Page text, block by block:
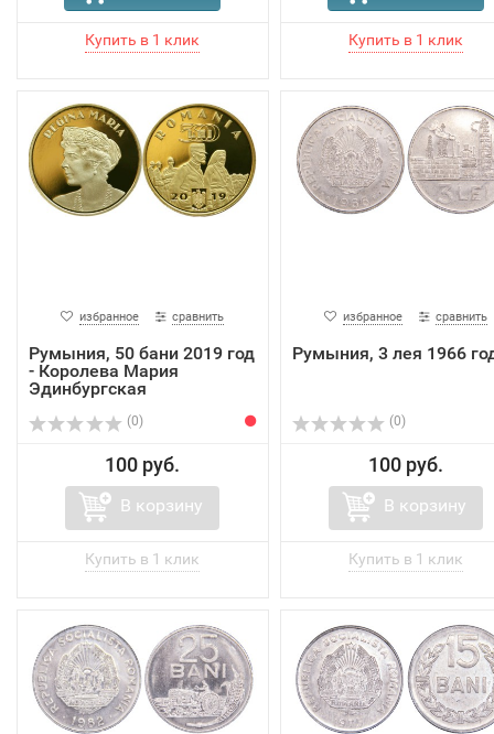
избранное сравнить
Румыния, 50 бани 2019 год
- Королева Мария
Эдинбургская
(0)
100 руб.
В корзину
избранное сравнить
Румыния, 3 лея 1966
(0)
100 руб.
В корзину